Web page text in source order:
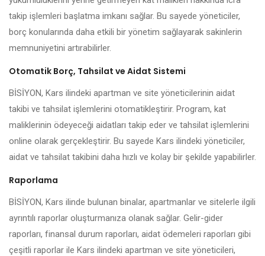
takip işlemleri başlatma imkanı sağlar. Bu sayede yöneticiler,
borç konularında daha etkili bir yönetim sağlayarak sakinlerin
memnuniyetini artırabilirler.
Otomatik Borç, Tahsilat ve Aidat Sistemi
BİSİYON, Kars ilindeki apartman ve site yöneticilerinin aidat
takibi ve tahsilat işlemlerini otomatikleştirir. Program, kat
maliklerinin ödeyeceği aidatları takip eder ve tahsilat işlemlerini
online olarak gerçekleştirir. Bu sayede Kars ilindeki yöneticiler,
aidat ve tahsilat takibini daha hızlı ve kolay bir şekilde yapabilirler.
Raporlama
BİSİYON, Kars ilinde bulunan binalar, apartmanlar ve sitelerle ilgili
ayrıntılı raporlar oluşturmanıza olanak sağlar. Gelir-gider
raporları, finansal durum raporları, aidat ödemeleri raporları gibi
çeşitli raporlar ile Kars ilindeki apartman ve site yöneticileri,